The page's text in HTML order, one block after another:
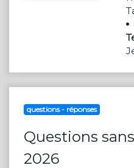
questions - réponses
Questions
2026